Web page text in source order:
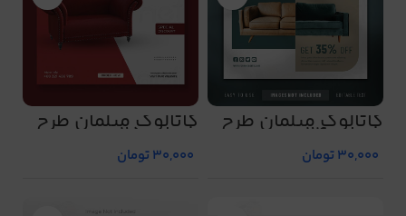
کاتالوگ مبلمان طرح
شماره 24
30,000تومان
کاتالوگ مبلمان طرح
شماره 25
30,000تومان